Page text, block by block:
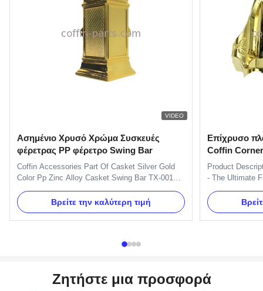
VIDEO
Ασημένιο Χρυσό Χρώμα Συσκευές
φέρετρας PP φέρετρο Swing Bar
Coffin Accessories Part Of Casket Silver Gold
Color Pp Zinc Alloy Casket Swing Bar TX-001
Plastic(PP,ABS) Color Gold, silver, copper, as
your order Delivery Time 30 days after the order
confirmed Payment Term TT, L/C MOQ 100sets
Βρείτε την καλύτερη τιμή
Επίχρυσο
Coffin
Εξάρτημα
Product
- The Ultimate
casket with a
product is
small.
Ζητήστε μια προσφορά